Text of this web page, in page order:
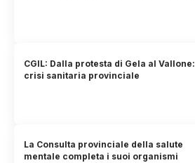
CGIL: Dalla protesta di Gela al Vallone:
crisi sanitaria provinciale
La Consulta provinciale della salute
mentale completa i suoi organismi